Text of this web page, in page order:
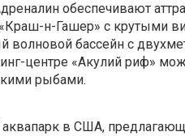
обеспечивают
н-Гашер» с крутыми
волновой бассейн с
центре «Акулий риф»
рыбами.
в США,